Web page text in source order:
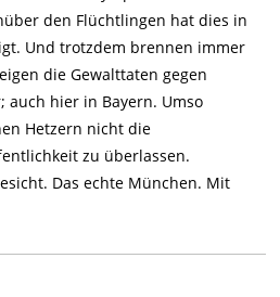
den Flüchtlingen hat dies in
Und trotzdem brennen immer
die Gewalttaten gegen
auch hier in Bayern. Umso
Hetzern nicht die
zu überlassen.
Das echte München. Mit